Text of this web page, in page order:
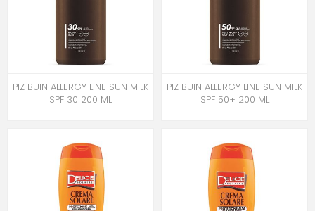
PIZ BUIN ALLERGY LINE SUN MILK
SPF 30 200 ML
PIZ BUIN ALLERGY LINE SUN MILK
SPF 50+ 200 ML